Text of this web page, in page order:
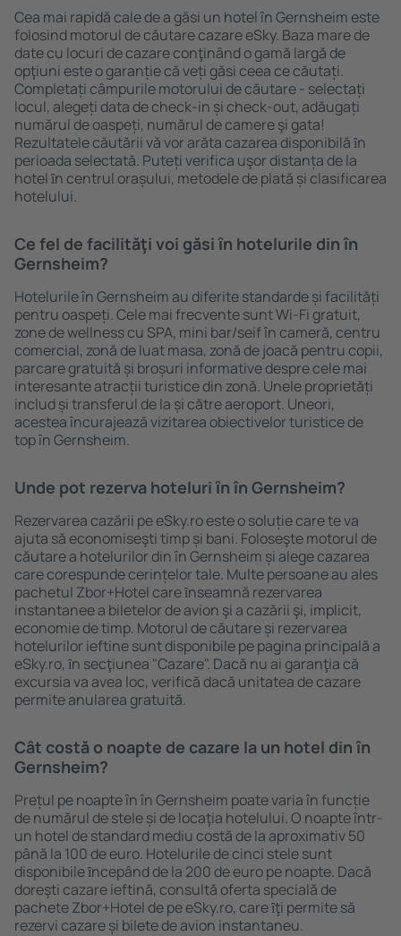
Cea mai rapidă cale de a găsi un hotel în Gernsheim este
folosind motorul de căutare cazare eSky. Baza mare de
date cu locuri de cazare conţinând o gamă largă de
opţiuni este o garanție că veți găsi ceea ce căutați.
Completați câmpurile motorului de căutare - selectați
locul, alegeți data de check-in și check-out, adăugați
numărul de oaspeți, numărul de camere şi gata!
Rezultatele căutării vă vor arăta cazarea disponibilă ȋn
perioada selectată. Puteți verifica uşor distanța de la
hotel ȋn centrul orașului, metodele de plată și clasificarea
hotelului.
Ce fel de facilităţi voi găsi ȋn hotelurile din în
Gernsheim?
Hotelurile în Gernsheim au diferite standarde și facilități
pentru oaspeți. Cele mai frecvente sunt Wi-Fi gratuit,
zone de wellness cu SPA, mini bar/seif în cameră, centru
comercial, zonă de luat masa, zonă de joacă pentru copii,
parcare gratuită și broșuri informative despre cele mai
interesante atracții turistice din zonă. Unele proprietăți
includ și transferul de la și către aeroport. Uneori,
acestea încurajează vizitarea obiectivelor turistice de
top în Gernsheim.
Unde pot rezerva hoteluri ȋn în Gernsheim?
Rezervarea cazării pe eSky.ro este o soluție care te va
ajuta să economiseşti timp și bani. Foloseşte motorul de
căutare a hotelurilor din în Gernsheim și alege cazarea
care corespunde cerințelor tale. Multe persoane au ales
pachetul Zbor+Hotel care ȋnseamnă rezervarea
instantanee a biletelor de avion şi a cazării şi, implicit,
economie de timp. Motorul de căutare și rezervarea
hotelurilor ieftine sunt disponibile pe pagina principală a
eSky.ro, ȋn secţiunea "Cazare". Dacă nu ai garanţia că
excursia va avea loc, verifică dacă unitatea de cazare
permite anularea gratuită.
Cât costă o noapte de cazare la un hotel din în
Gernsheim?
Prețul pe noapte în în Gernsheim poate varia în funcție
de numărul de stele și de locaţia hotelului. O noapte într-
un hotel de standard mediu costă de la aproximativ 50
până la 100 de euro. Hotelurile de cinci stele sunt
disponibile ȋncepând de la 200 de euro pe noapte. Dacă
doreşti cazare ieftină, consultă oferta specială de
pachete Zbor+Hotel de pe eSky.ro, care ȋţi permite să
rezervi cazare și bilete de avion instantaneu.